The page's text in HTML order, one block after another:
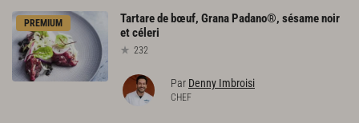
PREMIUM Tartarede bœuf, Grana Padano®, sésamenoir
etcéleri
232
Par Denny Imbroisi
CHEF